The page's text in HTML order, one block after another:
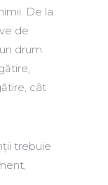
De la
de
drum
cât
trebuie